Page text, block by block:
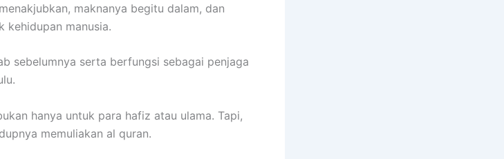
maknanya begitu dalam, dan
kehidupan manusia.
sebelumnya serta berfungsi sebagai penjaga
hanya untuk para hafiz atau ulama. Tapi,
memuliakan al quran.